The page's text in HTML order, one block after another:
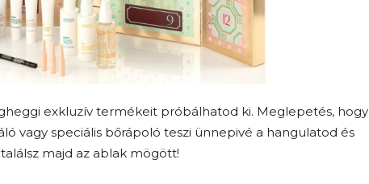
exkluzív termékeit próbálhatod ki. Meglepetés, hogy
vagy speciális bőrápoló teszi ünnepivé a hangulatod és
majd az ablak mögött!